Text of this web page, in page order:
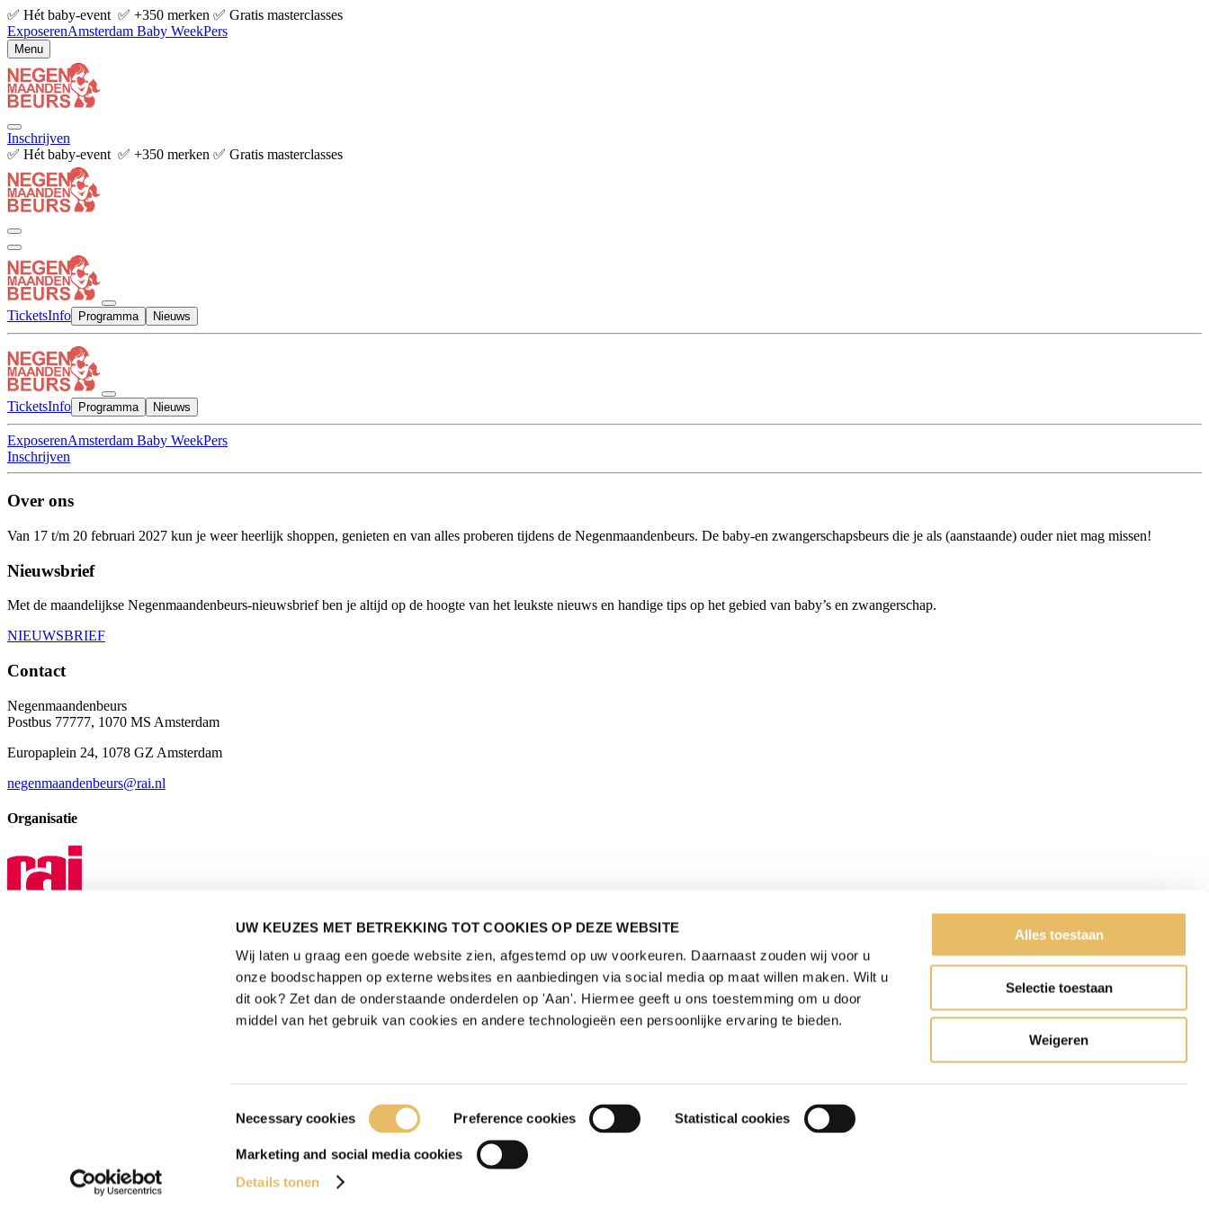
UW KEUZES MET BETREKKING TOT COOKIES OP DEZE WEBSITE
Wij laten u graag een goede website zien, afgestemd op uw voorkeuren. Daarnaast zouden wij voor u
onze boodschappen op externe websites en aanbiedingen via social media op maat willen maken. Wilt u
dit ook? Zet dan de onderstaande onderdelen op 'Aan'. Hiermee geeft u ons toestemming om u door
middel van het gebruik van cookies en andere technologieën een persoonlijke ervaring te bieden.
Necessary cookies Preference cookies Statistical cookies
Marketing and social media cookies
Details tonen
Alles toestaan
Selectie toestaan
Weigeren
✅ Hét baby-event ✅ +350 merken ✅ Gratis masterclasses
ExposerenAmsterdam Baby WeekPers
Menu
Inschrijven
✅ Hét baby-event ✅ +350 merken ✅ Gratis masterclasses
TicketsInfo Programma Nieuws
TicketsInfo Programma Nieuws
ExposerenAmsterdam Baby WeekPers
Inschrijven
Over ons
Van 17 t/m 20 februari 2027 kun je weer heerlijk shoppen, genieten en van alles proberen tijdens de Negenmaandenbeurs. De baby-en zwangerschapsbeurs die je als (aanstaande) ouder niet mag missen!
Nieuwsbrief
Met de maandelijkse Negenmaandenbeurs-nieuwsbrief ben je altijd op de hoogte van het leukste nieuws en handige tips op het gebied van baby’s en zwangerschap.
NIEUWSBRIEF
Contact
Negenmaandenbeurs
Postbus 77777, 1070 MS Amsterdam
Europaplein 24, 1078 GZ Amsterdam
negenmaandenbeurs@rai.nl
Organisatie
Bezoekersvoorwaarden
© Copyright